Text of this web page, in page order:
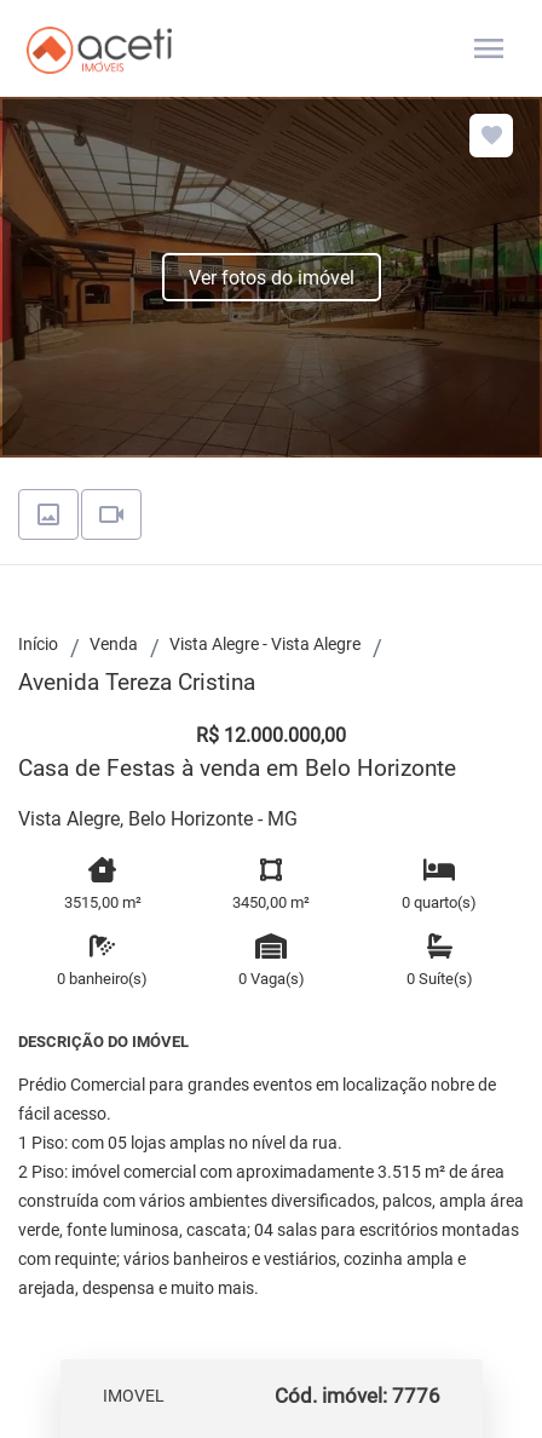
menu
Ver fotos do imóvel
Início Venda Vista Alegre - Vista Alegre
Avenida Tereza Cristina
R$ 12.000.000,00
Casa de Festas à venda em Belo Horizonte
Vista Alegre, Belo Horizonte - MG
3515,00 m² 3450,00 m² 0 quarto(s)
0 banheiro(s) 0 Vaga(s) 0 Suíte(s)
DESCRIÇÃO DO IMÓVEL
Prédio Comercial para grandes eventos em localização nobre de
fácil acesso.
1 Piso: com 05 lojas amplas no nível da rua.
2 Piso: imóvel comercial com aproximadamente 3.515 m² de área
construída com vários ambientes diversificados, palcos, ampla área
verde, fonte luminosa, cascata; 04 salas para escritórios montadas
com requinte; vários banheiros e vestiários, cozinha ampla e
arejada, despensa e muito mais.
IMOVEL Cód. imóvel: 7776